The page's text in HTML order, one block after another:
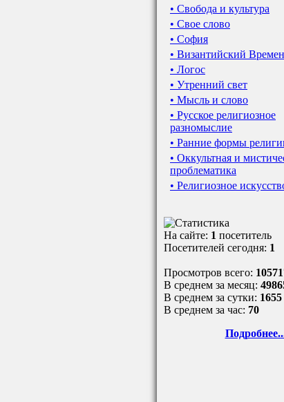
• Свобода и культура
• Свое слово
• София
• Византийский
• Логос
• Утренний свет
• Мысль и слово
• Русское религиозное
разномыслие
• Ранние формы
• Оккультная и
проблематика
• Религиозное
На сайте: 1 посетитель
Посетителей сегодня: 1
Просмотров всего:
В среднем за месяц:
В среднем за сутки: 1655
В среднем за час: 70